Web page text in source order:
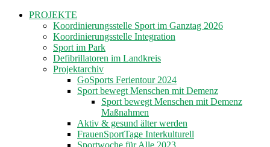
PROJEKTE
Koordinierungsstelle Sport im Ganztag 2026
Koordinierungsstelle Integration
Sport im Park
Defibrillatoren im Landkreis
Projektarchiv
GoSports Ferientour 2024
Sport bewegt Menschen mit Demenz
Sport bewegt Menschen mit Demenz
Maßnahmen
Aktiv & gesund älter werden
FrauenSportTage Interkulturell
Sportwoche für Alle 2023